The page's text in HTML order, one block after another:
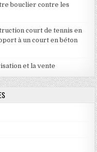
bouclier contre les
court de tennis en
à un court en béton
et la vente